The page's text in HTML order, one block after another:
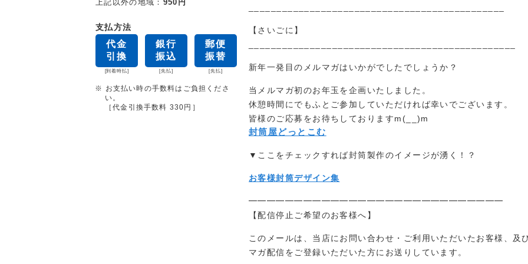
【さいごに】
新年一発目のメルマガはいかがでしたでしょうか？
当メルマガ初のお年玉を企画いたしました。
休憩時間にでもふとご参加していただければ幸いでございます。
皆様のご応募をお待ちしておりますm(__)m
封筒屋どっとこむ
▼ここをチェックすれば封筒製作のイメージが湧く！？
お客様封筒デザイン集
━━━━━━━━━━━━━━━━━━━━━━━━━━━━
【配信停止ご希望のお客様へ】
このメールは、当店にお問い合わせ・ご利用いただいたお客様、及
マガ配信をご登録いただいた方にお送りしています。
上記以外の地域： 950円
支払方法
代金
引換
[到着時払]
銀行
振込
[先払]
郵便
振替
[先払]
※ お支払い時の手数料はご負担くださ
い。
［代金引換手数料 330円］